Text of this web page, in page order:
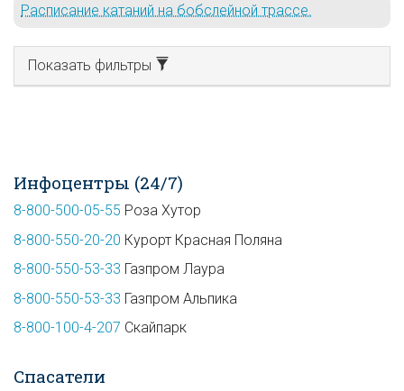
Расписание катаний на бобслейной трассе.
Показать фильтры
Инфоцентры (24/7)
8-800-500-05-55 Роза Хутор
8-800-550-20-20 Курорт Красная Поляна
8-800-550-53-33 Газпром Лаура
8-800-550-53-33 Газпром Альпика
8-800-100-4-207 Скайпарк
Спасатели